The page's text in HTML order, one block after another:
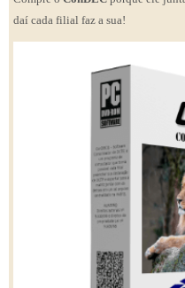
daí cada filial faz a sua!